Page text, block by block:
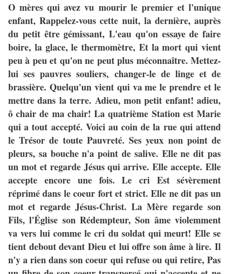
O mères qui avez vu mourir le premier et l'unique
enfant, Rappelez-vous cette nuit, la dernière, auprès
du petit être gémissant, L'eau qu'on essaye de faire
boire, la glace, le thermomètre, Et la mort qui vient
peu à peu et qu'on ne peut plus méconnaître. Mettez-
lui ses pauvres souliers, changer-le de linge et de
brassière. Quelqu'un vient qui va me le prendre et le
mettre dans la terre. Adieu, mon petit enfant! adieu,
ô chair de ma chair! La quatrième Station est Marie
qui a tout accepté. Voici au coin de la rue qui attend
le Trésor de toute Pauvreté. Ses yeux non point de
pleurs, sa bouche n'a point de salive. Elle ne dit pas
un mot et regarde Jésus qui arrive. Elle accepte. Elle
accepte encore une fois. Le cri Est sévèrement
réprimé dans le coeur fort et strict. Elle ne dit pas un
mot et regarde Jésus-Christ. La Mère regarde son
Fils, l'Église son Rédempteur, Son âme violemment
va vers lui comme le cri du soldat qui meurt! Elle se
tient debout devant Dieu et lui offre son âme à lire. Il
n'y a rien dans son coeur qui refuse ou qui retire, Pas